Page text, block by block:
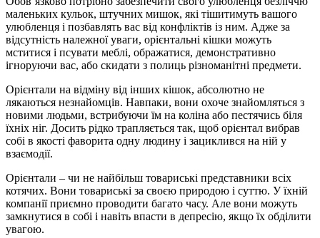
маленьких кульок, штучних мишок, які тішитимуть вашого
улюбленця і позбавлять вас від конфліктів із ним. Адже за
відсутність належної уваги, орієнтальні кішки можуть
мститися і псувати меблі, ображатися, демонстративно
ігноруючи вас, або скидати з полиць різноманітні предмети.
Орієнтали на відміну від інших кішок, абсолютно не
лякаються незнайомців. Навпаки, вони охоче знайомляться з
новими людьми, встрибуючи їм на коліна або пестячись біля
їхніх ніг. Досить рідко трапляється так, щоб орієнтал вибрав
собі в якості фаворита одну людину і зациклився на ній у
взаємодії.
Орієнтали – чи не найбільш товариські представники всіх
котячих. Вони товариські за своєю природою і суттю. У їхній
компанії приємно проводити багато часу. Але вони можуть
замкнутися в собі і навіть впасти в депресію, якщо їх обділити
увагою.